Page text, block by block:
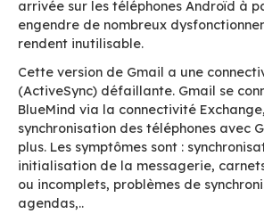
Note : ce problème n’est
BlueMind, il est intrinsèque
et impacte de la même
: M365, Exchange, BlueMind
Le problème
L’application Gmail cesse de
de synchroniser les mails,